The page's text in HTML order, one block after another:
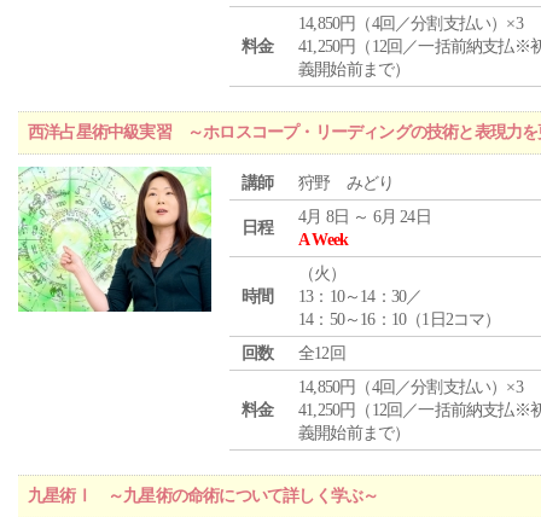
料金
14,850円（4回／分割支払い）×3
41,250円（12回／一括前納支払※
義開始前まで）
西洋占星術中級実習 ～ホロスコープ・リーディングの技術と表現力
講師 狩野 みどり
日程
4月 8日 ～ 6月 24日
A Week
時間
（火 ）
13：10～14：30／
14：50～16：10（1日2コマ）
回数
全12回
料金
14,850円（4回／分割支払い）×3
41,250円（12回／一括前納支払※
義開始前まで）
九星術Ⅰ ～九星術の命術について詳しく学ぶ～